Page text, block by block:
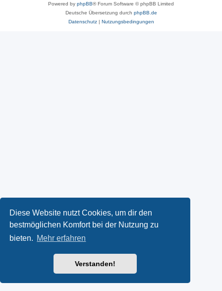
Diese Website nutzt Cookies, um dir den
bestmöglichen Komfort bei der Nutzung zu
bieten. Mehr erfahren
Verstanden!
Powered by phpBB® Forum Software © phpBB Limited
Deutsche Übersetzung durch phpBB.de
Datenschutz| Nutzungsbedingungen